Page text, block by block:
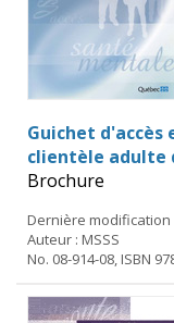
Guichet d'accès
clientèle adulte
Brochure
Dernière modification
Auteur : MSSS
No. 08-914-08, ISBN